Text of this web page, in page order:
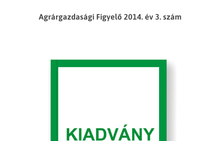
Agrárgazdasági Figyelő 2014. év 3. szám